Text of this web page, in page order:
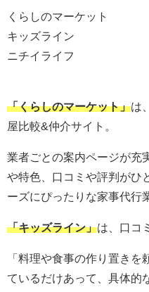
くらしのマーケット
キッズライン
ニチイライフ
「くらしのマーケット」は
屋比較&仲介サイト。
業者ごとの案内ページが充
や特色、口コミや評判がひ
ーズにぴったりな家事代行
「キッズライン」は、口コ
「料理や食事の作り置き
ているだけあって、具体的